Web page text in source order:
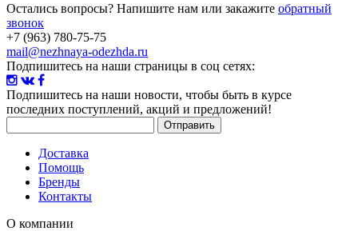
Остались вопросы? Напишите нам или закажите обратный
звонок
+7 (963) 780-75-75
mail@nezhnaya-odezhda.ru
Подпишитесь на наши страницы в соц сетях:
Подпишитесь на наши новости, чтобы быть в курсе
последних поступлений, акций и предложений!
Доставка
Помощь
Бренды
Контакты
О компании